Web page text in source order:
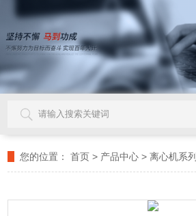
您的位置： 首页 > 产品中心 >离心机系列